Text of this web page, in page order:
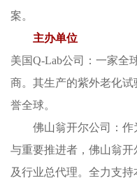
案。
主办单位
美国Q-Lab公司：一家全
商。其生产的紫外老化试
誉全球。
佛山翁开尔公司： 作
与重要推进者，佛山翁开
及行业总代理。全力支持